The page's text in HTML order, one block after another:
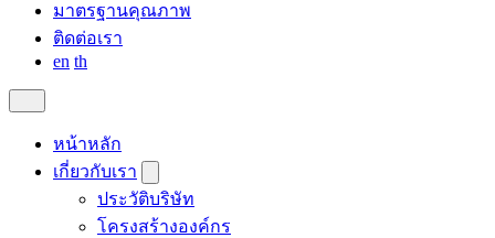
มาตรฐานคุณภาพ
ติดต่อเรา
en th
หน้าหลัก
เกี่ยวกับเรา
ประวัติบริษัท
โครงสร้างองค์กร